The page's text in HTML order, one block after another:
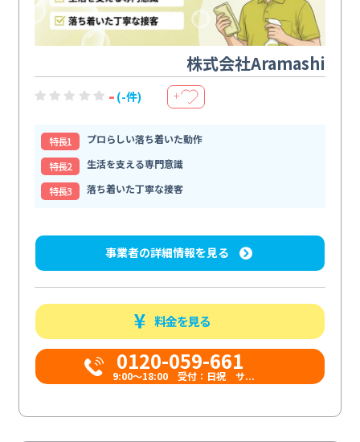
株式会社Aramashi
- (-件) ＋
特⻑1
プロらしい落ち着いた動作
特⻑2
生活を支える専門意識
特⻑3
落ち着いた丁寧な接客
事業者の詳細情報を見る
料金を見る
0120-059-661
9:00〜18:00 受付：日祝 サ...